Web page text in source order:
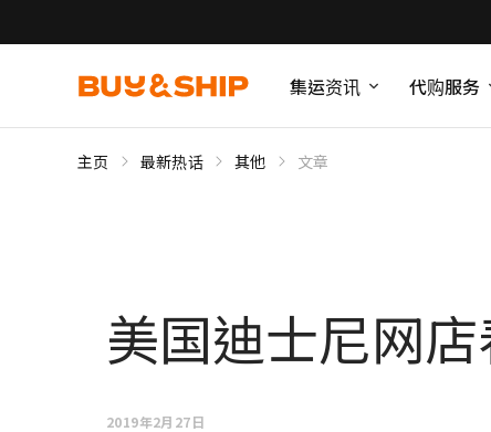
集运资讯 代购服务
主页 最新热话 其他 文章
美国迪士尼网
2019年2月27日